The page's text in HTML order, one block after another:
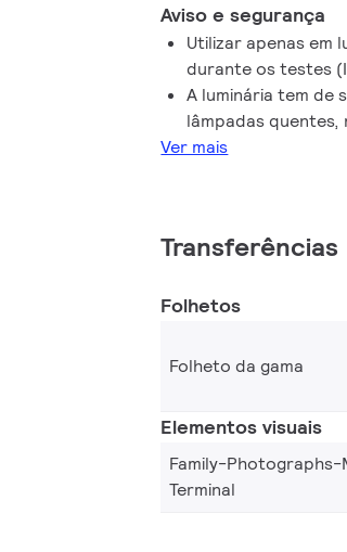
Aviso e segurança
Utilizar apenas em
durante os testes
A luminária tem de
lâmpadas
Ver mais
Transferências
Folhetos
Folheto da gama
Elementos visuais
Family-Photographs-
Terminal